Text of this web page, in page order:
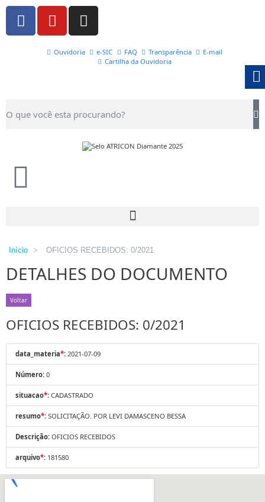
Ouvidoria e-SIC FAQ Transparência
E-mail
Cartilha da Ouvidoria
Início > OFICIOS RECEBIDOS: 0/2021
DETALHES DO DOCUMENTO
Voltar
OFICIOS RECEBIDOS: 0/2021
data_materia*: 2021-07-09
Número: 0
situacao*: CADASTRADO
resumo*: SOLICITAÇÃO. POR LEVI DAMASCENO BESSA
Descrição: OFICIOS RECEBIDOS
arquivo*: 181580